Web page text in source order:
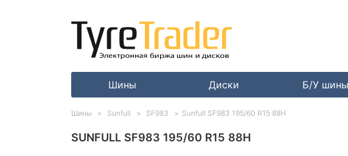
Шины Диски Б/У шины
SUNFULL SF983 195/60 R15 88H
Шины Sunfull SF983 Sunfull SF983 195/60 R15 88H